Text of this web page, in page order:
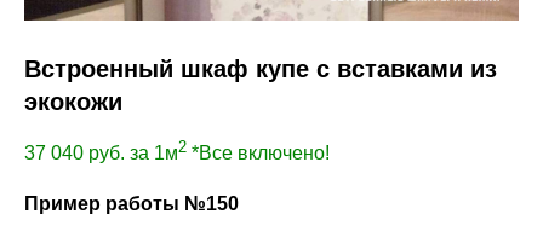
Встроенный шкаф купе с вставками из
экокожи
37 040 руб. за 1м2 *Все включено!
Пример работы №150